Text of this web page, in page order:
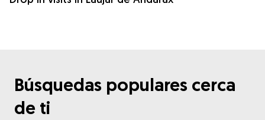
Búsquedas populares cerca
de ti